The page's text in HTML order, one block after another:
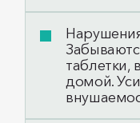
таблетки,
домой.